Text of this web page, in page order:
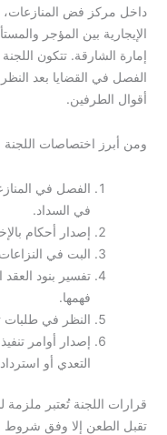
داخل مركز فض المنازعات،
الإيجارية بين المؤجر
إمارة الشارقة. تتكون
الفصل في القضايا بعد
أقوال الطرفين.
ومن أبرز اختصاصات اللجنة
الفصل في
في السداد.
إصدار أحكام
البت في النزاعات
تفسير بنود
فهمها.
النظر في طلبات
إصدار أوامر
التعدي أو
قرارات اللجنة تُعتبر
تقبل الطعن إلا وفق